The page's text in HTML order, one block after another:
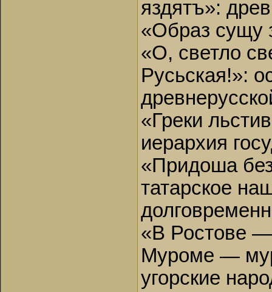
яздятъ»:
«Образ сущу
«О, светло
Русьская!»:
«Греки
иерархия
«Придоша
татарское
«В Ростове
Муроме —
угорские